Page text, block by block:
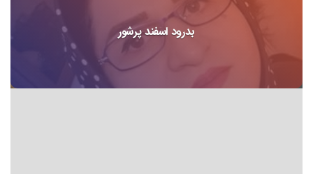
بدرود اسفند پرشور